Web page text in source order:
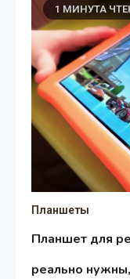
1 МИНУТА
Планшеты
Планшет для
реально